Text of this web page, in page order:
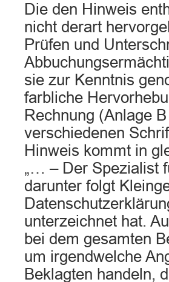
Die den Hinweis
nicht derart
Prüfen und
sie zur Kenntnis
farbliche
Rechnung (Anlage
verschiedenen
Hinweis kommt in
„… – Der Spezialist
darunter folgt
unterzeichnet hat.
bei dem gesamten
um irgendwelche
Beklagten handeln,